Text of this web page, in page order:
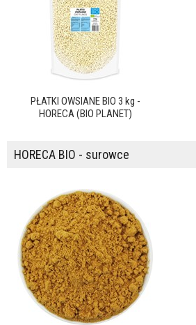
PŁATKI OWSIANE BIO 3 kg -
HORECA (BIO PLANET)
HORECA BIO - surowce